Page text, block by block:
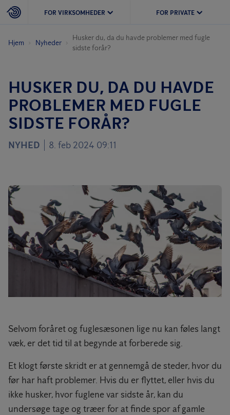
FOR VIRKSOMHEDER FOR PRIVATE
Hjem Nyheder
Husker du, da du havde problemer med fugle
sidste forår?
HUSKER DU, DA DU HAVDE
PROBLEMER MED FUGLE
SIDSTE FORÅR?
NYHED 8. feb 2024 09:11
Selvom foråret og fuglesæsonen lige nu kan føles langt
væk, er det tid til at begynde at forberede sig.
Et klogt første skridt er at gennemgå de steder, hvor du
før har haft problemer. Hvis du er flyttet, eller hvis du
ikke husker, hvor fuglene var sidste år, kan du
undersøge tage og træer for at finde spor af gamle